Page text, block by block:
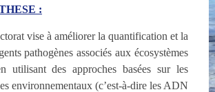
:
vise à améliorer la quantification et la
pathogènes associés aux écosystèmes
utilisant des approches basées sur les
environnementaux (c’est-à-dire les ADN